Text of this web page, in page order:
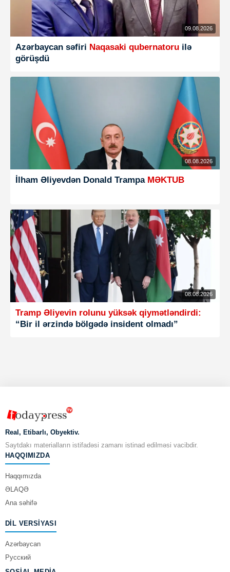
09.08.2026
Azərbaycan səfiri Naqasaki qubernatoru ilə
görüşdü
08.08.2026
İlham Əliyevdən Donald Trampa MƏKTUB
08.08.2026
Tramp Əliyevin rolunu yüksək qiymətləndirdi:
“Bir il ərzində bölgədə insident olmadı”
Real, Etibarlı, Obyektiv.
Saytdakı materialların istifadəsi zamanı istinad edilməsi vacibdir.
HAQQIMIZDA
Haqqımızda
ƏLAQƏ
Ana səhifə
DIL VERSIYASI
Azərbaycan
Русский